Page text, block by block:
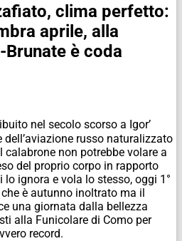
clima perfetto:
aprile, alla
è coda
nel secolo scorso a Igor’
russo naturalizzato
non potrebbe volare a
del proprio corpo in rapporto
ignora e vola lo stesso, oggi 1°
è autunno inoltrato ma il
una giornata dalla bellezza
alla Funicolare di Como per
record.